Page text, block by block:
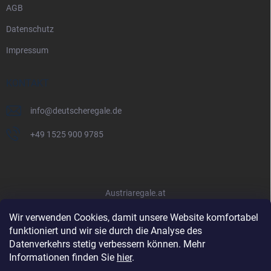
Wir verwenden Cookies, damit unsere Website komfortabel
funktioniert und wir sie durch die Analyse des
Datenverkehrs stetig verbessern können. Mehr
Informationen finden Sie hier.
AGB
Datenschutz
Impressum
KONTAKT
info@deutscheregale.de
+49 1525 900 9785
Austriaregale.at